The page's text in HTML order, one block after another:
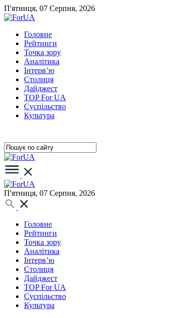
П'ятниця, 07 Серпня, 2026
Головне
Рейтинги
Точка зору
Аналітика
Інтерв’ю
Столиця
Дайджест
TOP For UA
Суспiльство
Культура
П'ятниця, 07 Серпня, 2026
Головне
Рейтинги
Точка зору
Аналітика
Інтерв’ю
Столиця
Дайджест
TOP For UA
Суспiльство
Культура